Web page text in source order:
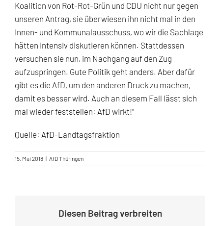
Koalition von Rot-Rot-Grün und CDU nicht nur gegen
unseren Antrag, sie überwiesen ihn nicht mal in den
Innen- und Kommunalausschuss, wo wir die Sachlage
hätten intensiv diskutieren können. Stattdessen
versuchen sie nun, im Nachgang auf den Zug
aufzuspringen. Gute Politik geht anders. Aber dafür
gibt es die AfD, um den anderen Druck zu machen,
damit es besser wird. Auch an diesem Fall lässt sich
mal wieder feststellen: AfD wirkt!“
Quelle: AfD-Landtagsfraktion
15. Mai 2018 | AfD Thüringen
Diesen Beitrag verbreiten